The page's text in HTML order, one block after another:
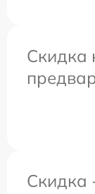
Скидка
Скидка